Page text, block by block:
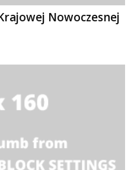
Nowoczesnej